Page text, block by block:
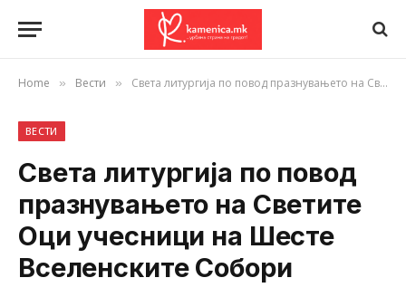
Home » Вести » Света литургија по повод празнувањето на Светите Оци учесници на Шесте Вселенските Собори
ВЕСТИ
Света литургија по повод
празнувањето на Светите
Оци учесници на Шесте
Вселенските Собори